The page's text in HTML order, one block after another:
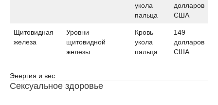
укола
пальца
долларов
США
Щитовидная
железа
Уровни
щитовидной
железы
Кровь
укола
пальца
149
долларов
США
Энергия и вес
Сексуальное здоровье